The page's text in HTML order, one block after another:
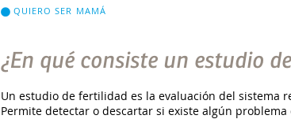
QUIERO SER MAMÁ
¿En qué consiste un estudio
Un estudio de fertilidad es la evaluación del sistema
Permite detectar o descartar si existe algún